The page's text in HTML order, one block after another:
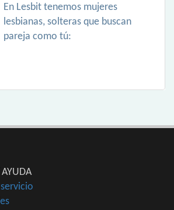
En Lesbit tenemos mujeres
lesbianas, solteras que buscan
pareja como tú: